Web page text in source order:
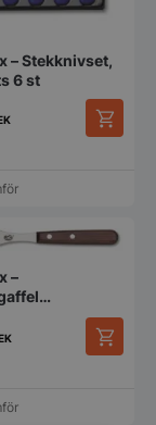
– Stekknivset,
6 st
–